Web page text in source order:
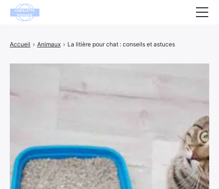
Accueil › Animaux › La litière pour chat : conseils et astuces
Maison
Finance
Hightech